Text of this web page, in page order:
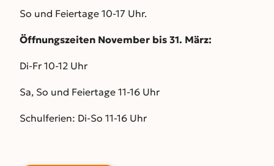
So und Feiertage 10-17 Uhr.
Öffnungszeiten November bis 31. März:
Di-Fr 10-12 Uhr
Sa, So und Feiertage 11-16 Uhr
Schulferien: Di-So 11-16 Uhr